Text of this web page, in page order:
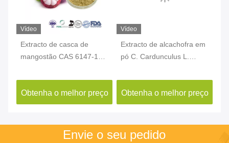
Vídeo
Extracto de casca de
mangostão CAS 6147-11-
Garcinia Mangostana L.
Obtenha o melhor preço
Vídeo
Extracto de alcachofra em
pó C. Cardunculus L.
30964-13-7
Obtenha o melhor preço
Envie o seu pedido